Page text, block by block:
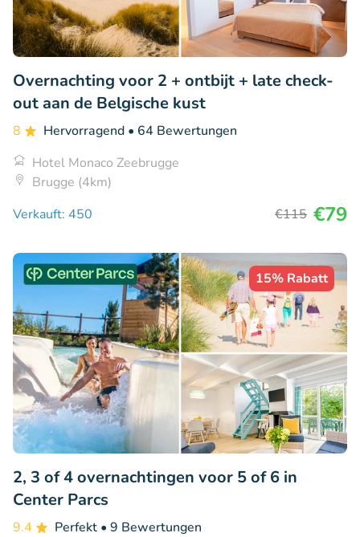
Overnachting voor 2 + ontbijt + late check-
out aan de Belgische kust
8 Hervorragend • 64 Bewertungen
Hotel Monaco Zeebrugge
Brugge (4km)
Verkauft: 450
€115 €79
15% Rabatt
2, 3 of 4 overnachtingen voor 5 of 6 in
Center Parcs
9.4 Perfekt • 9 Bewertungen